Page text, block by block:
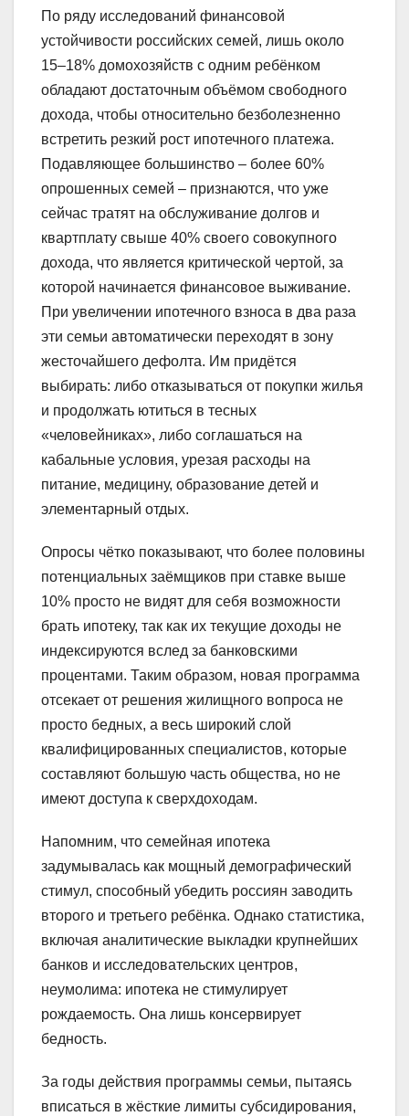
По ряду исследований финансовой
устойчивости российских семей, лишь около
15–18% домохозяйств с одним ребёнком
обладают достаточным объёмом свободного
дохода, чтобы относительно безболезненно
встретить резкий рост ипотечного платежа.
Подавляющее большинство – более 60%
опрошенных семей – признаются, что уже
сейчас тратят на обслуживание долгов и
квартплату свыше 40% своего совокупного
дохода, что является критической чертой, за
которой начинается финансовое выживание.
При увеличении ипотечного взноса в два раза
эти семьи автоматически переходят в зону
жесточайшего дефолта. Им придётся
выбирать: либо отказываться от покупки жилья
и продолжать ютиться в тесных
«человейниках», либо соглашаться на
кабальные условия, урезая расходы на
питание, медицину, образование детей и
элементарный отдых.
Опросы чётко показывают, что более половины
потенциальных заёмщиков при ставке выше
10% просто не видят для себя возможности
брать ипотеку, так как их текущие доходы не
индексируются вслед за банковскими
процентами. Таким образом, новая программа
отсекает от решения жилищного вопроса не
просто бедных, а весь широкий слой
квалифицированных специалистов, которые
составляют большую часть общества, но не
имеют доступа к сверхдоходам.
Напомним, что семейная ипотека
задумывалась как мощный демографический
стимул, способный убедить россиян заводить
второго и третьего ребёнка. Однако статистика,
включая аналитические выкладки крупнейших
банков и исследовательских центров,
неумолима: ипотека не стимулирует
рождаемость. Она лишь консервирует
бедность.
За годы действия программы семьи, пытаясь
вписаться в жёсткие лимиты субсидирования,